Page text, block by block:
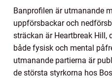
Banprofilen är utmanande
uppförsbackar och
sträckan är Heartbreak Hill,
både fysisk och mental
utmanande partierna är
de största styrkorna hos